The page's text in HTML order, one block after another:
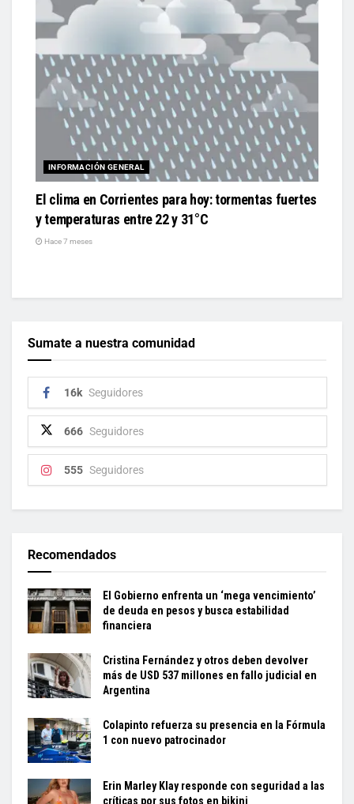
INFORMACIÓN GENERAL
El clima en Corrientes para hoy: tormentas fuertes
y temperaturas entre 22 y 31°C
Hace 7 meses
Sumate a nuestra comunidad
16k Seguidores
666 Seguidores
555 Seguidores
Recomendados
El Gobierno enfrenta un ‘mega vencimiento’
de deuda en pesos y busca estabilidad
financiera
Cristina Fernández y otros deben devolver
más de USD 537 millones en fallo judicial en
Argentina
Colapinto refuerza su presencia en la Fórmula
1 con nuevo patrocinador
Erin Marley Klay responde con seguridad a las
críticas por sus fotos en bikini